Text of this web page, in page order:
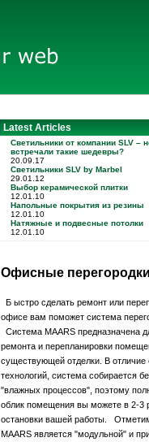
Latest Articles
Светильники от компании SLV –
встречали такие шедевры?
20.09.17
Светильники SLV by Marbel
29.01.12
Выбор керамической плитки
12.01.10
Напольные покрытия из резины
12.01.10
Натяжные и подвесные потолки
12.01.10
Офисные
Б ыстро сделать ремонт или
офисе вам поможет система
Система MAARS предназначена
ремонта и перепланировки
существующей отделки. В отличие
технологий, система собирается
"влажных процессов", поэтому
облик помещения вы можете в 2-3
остановки вашей работы.
MAARS является "модульной" и